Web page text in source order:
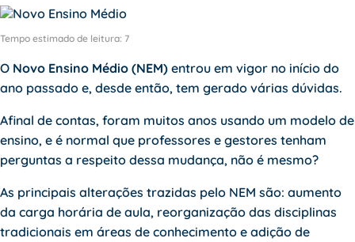
Tempo estimado de leitura: 7
O Novo Ensino Médio (NEM) entrou em vigor no início do
ano passado e, desde então, tem gerado várias dúvidas.
Afinal de contas, foram muitos anos usando um modelo de
ensino, e é normal que professores e gestores tenham
perguntas a respeito dessa mudança, não é mesmo?
As principais alterações trazidas pelo NEM são: aumento
da carga horária de aula, reorganização das disciplinas
tradicionais em áreas de conhecimento e adição de